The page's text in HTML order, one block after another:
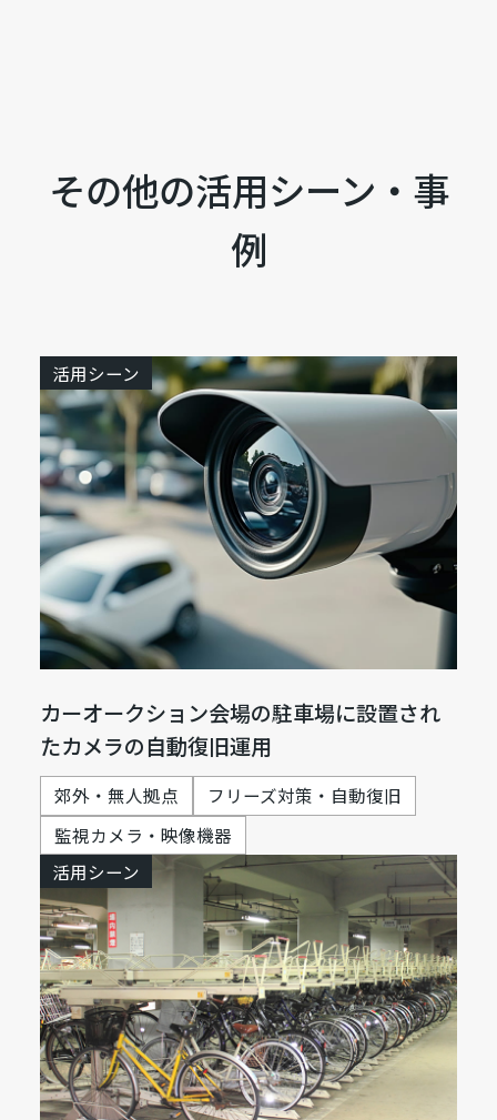
その他の活用シーン・事
例
活用シーン
カーオークション会場の駐車場に設置され
たカメラの自動復旧運用
郊外・無人拠点
フリーズ対策・自動復旧
監視カメラ・映像機器
活用シーン